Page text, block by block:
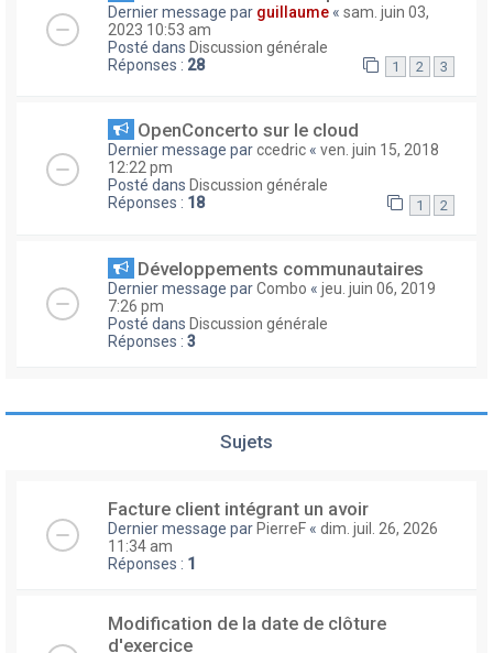
Dernier message par guillaume « sam. juin 03,
2023 10:53 am
Posté dans Discussion générale
Réponses : 28 1 2 3
OpenConcerto sur le cloud
Dernier message parccedric « ven. juin 15, 2018
12:22 pm
Posté dans Discussion générale
Réponses : 18 1 2
Développements communautaires
Dernier message parCombo « jeu. juin 06, 2019
7:26 pm
Posté dans Discussion générale
Réponses : 3
Sujets
Facture client intégrant un avoir
Dernier message parPierreF « dim. juil. 26, 2026
11:34 am
Réponses : 1
Modification de la date de clôture
d'exercice